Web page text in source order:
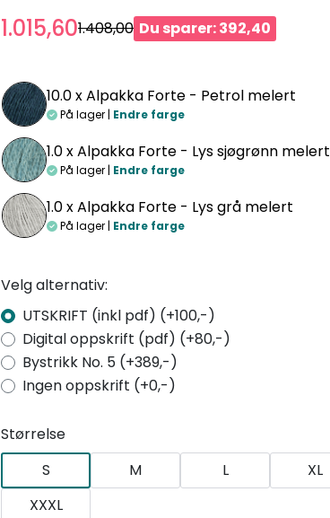
1.015,601.408,00 Du sparer: 392,40
10.0 xAlpakka Forte - Petrol melert
På lager | Endre farge
1.0 xAlpakka Forte - Lys sjøgrønn melert
På lager | Endre farge
1.0 xAlpakka Forte - Lys grå melert
På lager | Endre farge
Velg alternativ:
UTSKRIFT (inkl pdf) (+100,-)
Digital oppskrift (pdf) (+80,-)
Bystrikk No. 5 (+389,-)
Ingen oppskrift (+0,-)
Størrelse
S
M L XL
XXXL